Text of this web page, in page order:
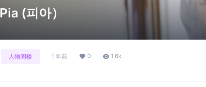
Pia (피아）
人物阁楼 1 年前 0 1.6k